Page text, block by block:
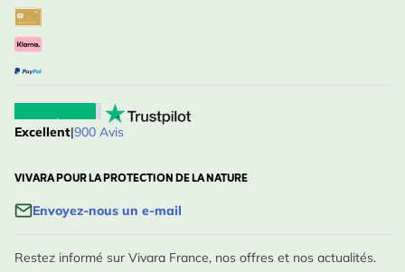
Excellent|900 Avis
VIVARA POUR LA PROTECTION DE LA NATURE
Envoyez-nous un e-mail
Restez informé sur Vivara France, nos offres et nos actualités.